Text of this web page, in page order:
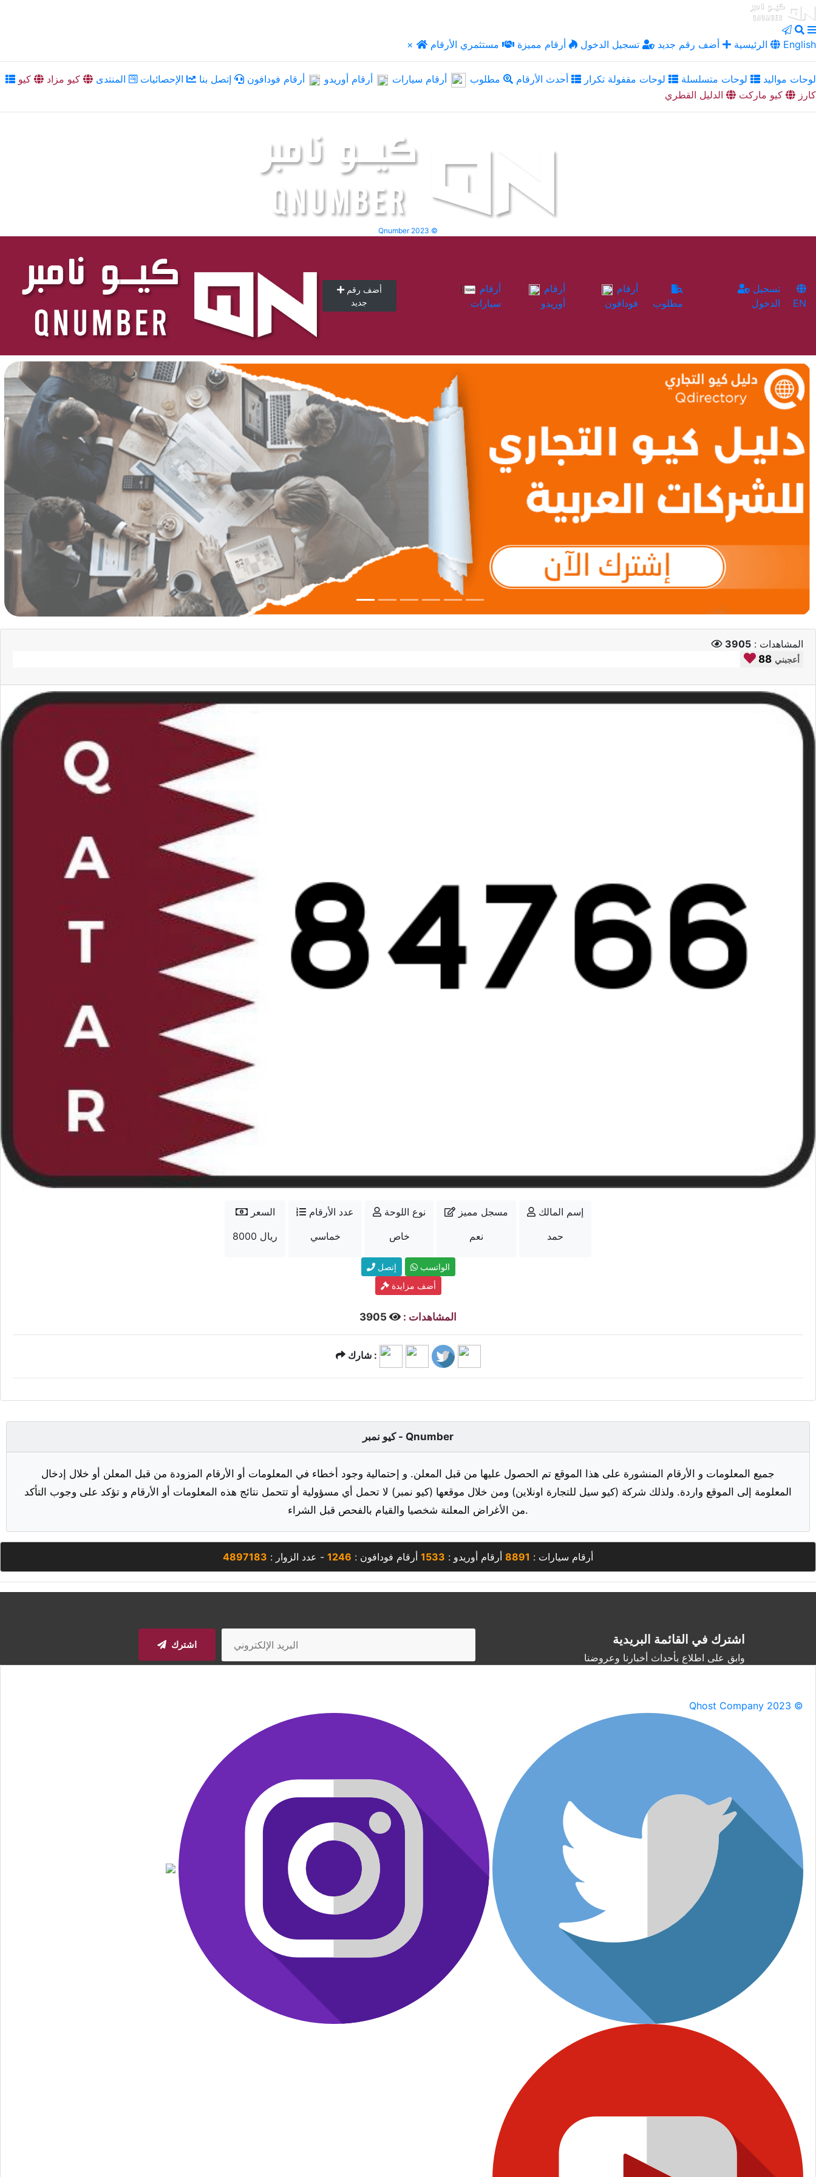
× الرئيسية أضف رقم جديد تسجيل الدخول أرقام مميزة مستثمري الأرقام English
لوحات مواليد لوحات متسلسلة لوحات مقفولة تكرار أحدث الأرقام مطلوب أرقام سيارات أرقام أوريدو أرقام فودافون إتصل بنا الإحصائيات المنتدى كيو مزاد
كيو
كارز
كيو ماركت الدليل القطري
Qnumber 2023 ©
أضف رقم
جديد
سيارات
أوريدو
فودافون
مطلوب
الدخول
EN
المشاهدات : 3905
88 أعجبني
السعر
8000 ريال
عدد الأرقام
خماسي
نوع اللوحة
خاص
مسجل مميز
نعم
إسم المالك
حمد
إتصل
الواتسب
أضف مزايدة
المشاهدات :
شارك :
كيو نمبر - Qnumber
جميع المعلومات و الأرقام المنشورة على هذا الموقع تم الحصول عليها من قبل المعلن. و إحتمالية وجود أخطاء في المعلومات أو الأرقام المزودة من قبل المعلن أو خلال إدخال
المعلومة إلى الموقع واردة. ولذلك شركة (كيو سيل للتجارة اونلاين) ومن خلال موقعها (كيو نمبر) لا تحمل أي مسؤولية أو تتحمل نتائج هذه المعلومات أو الأرقام و تؤكد على وجوب التأكد
من الأغراض المعلنة شخصيا والقيام بالفحص قبل الشراء.
أرقام سيارات : 8891 أرقام أوريدو : 1533 أرقام فودافون : 1246 - عدد الزوار : 4897183
اشترك في القائمة البريدية
وابق على اطلاع بأحداث أخبارنا وعروضنا
اشترك
Qhost Company 2023 ©